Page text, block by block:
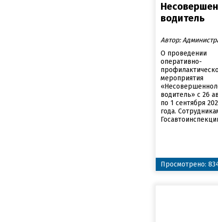
водитель
Автор:
О проведении
оперативно-
мероприятия
водитель» с 26
по 1 сентября
года.
Просмотрено: